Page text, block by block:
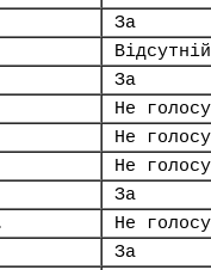
За
Відсутній
За
Не
Не
Не
За
Не
За